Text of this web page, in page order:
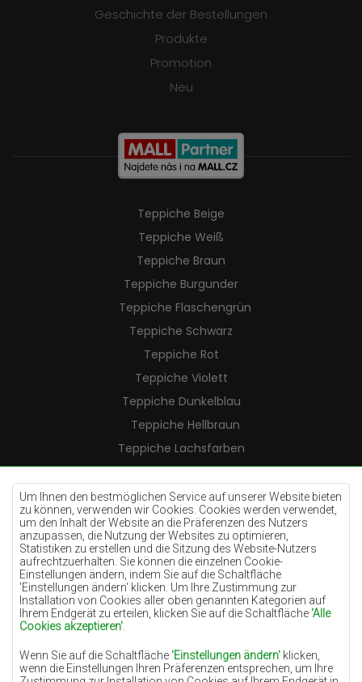
Um Ihnen den bestmöglichen Service auf unserer Website bieten
zu können, verwenden wir Cookies. Cookies werden verwendet,
um den Inhalt der Website an die Präferenzen des Nutzers
anzupassen, die Nutzung der Websites zu optimieren,
Statistiken zu erstellen und die Sitzung des Website-Nutzers
aufrechtzuerhalten. Sie können die einzelnen Cookie-
Einstellungen ändern, indem Sie auf die Schaltfläche
'Einstellungen ändern‘ klicken. Um Ihre Zustimmung zur
Installation von Cookies aller oben genannten Kategorien auf
Ihrem Endgerät zu erteilen, klicken Sie auf die Schaltfläche 'Alle
Cookies akzeptieren'
Wenn Sie auf die Schaltfläche 'Einstellungen ändern' klicken,
wenn die Einstellungen Ihren Präferenzen entsprechen, um Ihre
Geschichte der Bestellungen
Produkte
Promotion
Neu
Teppiche Beige
Teppiche Weiß
Teppiche Braun
Teppiche Burgunder
Teppiche Flaschengrün
Teppiche Schwarz
Teppiche Rot
Teppiche Violett
Teppiche Dunkelblau
Teppiche Hellbraun
Teppiche Lachsfarben
Teppiche Cremefarben
Teppiche Lilac
Teppiche Gelb
Teppiche Pfefferminz
Teppiche Blau
Teppiche Orange
Teppiche Rosa
Teppiche Terrakotte